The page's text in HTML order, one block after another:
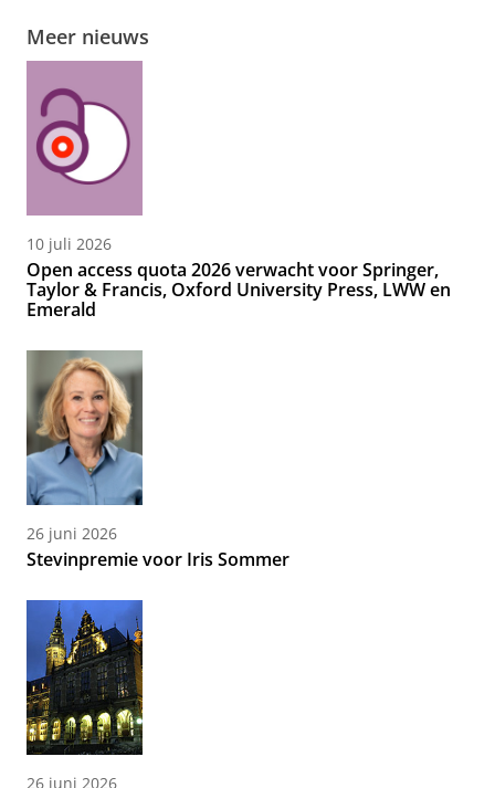
Meer nieuws
10 juli 2026
Open access quota 2026 verwacht voor Springer,
Taylor & Francis, Oxford University Press, LWW en
Emerald
26 juni 2026
Stevinpremie voor Iris Sommer
26 juni 2026